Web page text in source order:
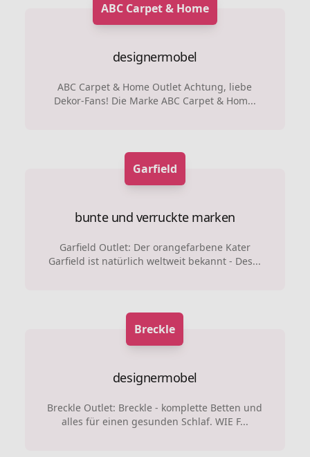
ABC Carpet & Home
designermobel
ABC Carpet & Home Outlet Achtung, liebe
Dekor-Fans! Die Marke ABC Carpet & Hom...
Garfield
bunte und verruckte marken
Garfield Outlet: Der orangefarbene Kater
Garfield ist natürlich weltweit bekannt - Des...
Breckle
designermobel
Breckle Outlet: Breckle - komplette Betten und
alles für einen gesunden Schlaf. WIE F...